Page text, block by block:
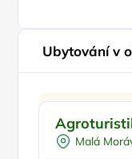
Ubytování v
Návštěva
Pro
Malá